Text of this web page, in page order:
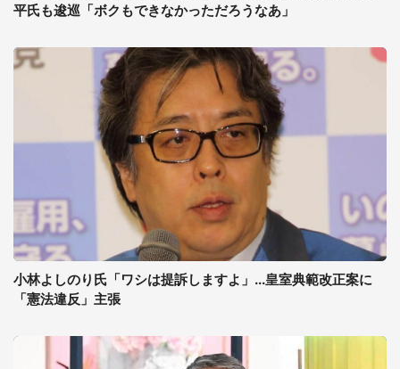
平氏も逡巡「ボクもできなかっただろうなあ」
小林よしのり氏「ワシは提訴しますよ」...皇室典範改正案に
「憲法違反」主張